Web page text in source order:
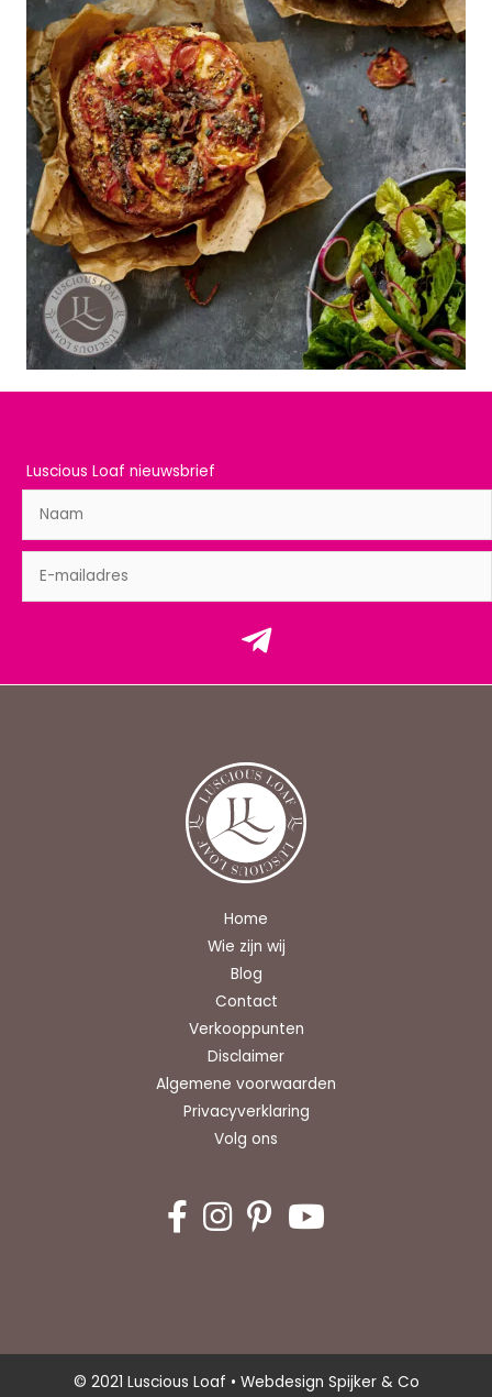
Luscious Loaf nieuwsbrief
Home
Wie zijn wij
Blog
Contact
Verkooppunten
Disclaimer
Algemene voorwaarden
Privacyverklaring
Volg ons
© 2021 Luscious Loaf • Webdesign Spijker & Co